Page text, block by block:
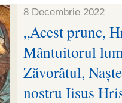
8 Decembrie 2022
„Acest prunc,
Mântuitorul
Zăvorâtul,
nostru Iisus